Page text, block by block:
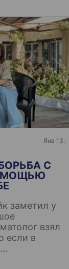
Янв 13.
С
заметил у
взял
если в